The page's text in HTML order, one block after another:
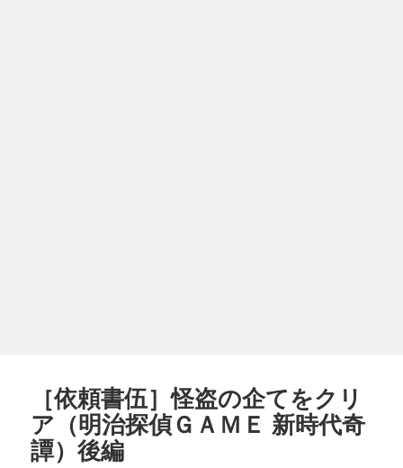
［依頼書伍］怪盗の企てをクリ
ア（明治探偵ＧＡＭＥ 新時代奇
譚）後編